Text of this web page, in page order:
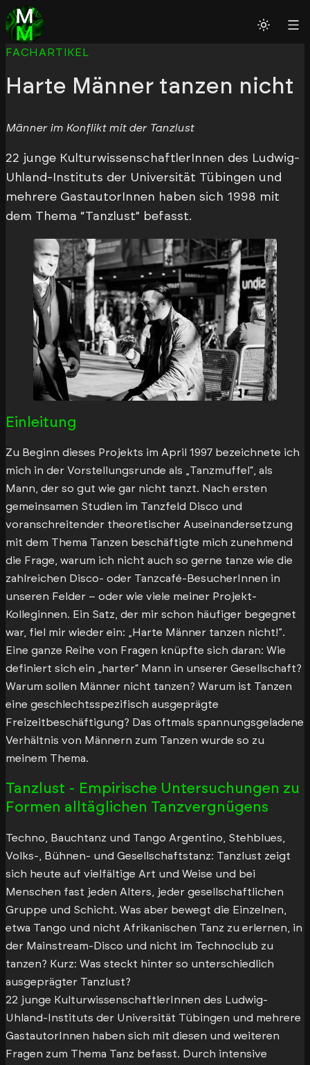
FACHARTIKEL
Harte Männer tanzen nicht
Männer im Konflikt mit der Tanzlust
22 junge KulturwissenschaftlerInnen des Ludwig-
Uhland-Instituts der Universität Tübingen und
mehrere GastautorInnen haben sich 1998 mit
dem Thema “Tanzlust” befasst.
Einleitung
Zu Beginn dieses Projekts im April 1997 bezeichnete ich
mich in der Vorstellungsrunde als „Tanzmuffel“, als
Mann, der so gut wie gar nicht tanzt. Nach ersten
gemeinsamen Studien im Tanzfeld Disco und
voranschreitender theoretischer Auseinandersetzung
mit dem Thema Tanzen beschäftigte mich zunehmend
die Frage, warum ich nicht auch so gerne tanze wie die
zahlreichen Disco- oder Tanzcafé-BesucherInnen in
unseren Felder – oder wie viele meiner Projekt-
Kolleginnen. Ein Satz, der mir schon häufiger begegnet
war, fiel mir wieder ein: „Harte Männer tanzen nicht!”.
Eine ganze Reihe von Fragen knüpfte sich daran: Wie
definiert sich ein „harter“ Mann in unserer Gesellschaft?
Warum sollen Männer nicht tanzen? Warum ist Tanzen
eine geschlechtsspezifisch ausgeprägte
Freizeitbeschäftigung? Das oftmals spannungsgeladene
Verhältnis von Männern zum Tanzen wurde so zu
meinem Thema.
Tanzlust - Empirische Untersuchungen zu
Formen alltäglichen Tanzvergnügens
Techno, Bauchtanz und Tango Argentino, Stehblues,
Volks-, Bühnen- und Gesellschaftstanz: Tanzlust zeigt
sich heute auf vielfältige Art und Weise und bei
Menschen fast jeden Alters, jeder gesellschaftlichen
Gruppe und Schicht. Was aber bewegt die Einzelnen,
etwa Tango und nicht Afrikanischen Tanz zu erlernen, in
der Mainstream-Disco und nicht im Technoclub zu
tanzen? Kurz: Was steckt hinter so unterschiedlich
ausgeprägter Tanzlust?
22 junge KulturwissenschaftlerInnen des Ludwig-
Uhland-Instituts der Universität Tübingen und mehrere
GastautorInnen haben sich mit diesen und weiteren
Fragen zum Thema Tanz befasst. Durch intensive